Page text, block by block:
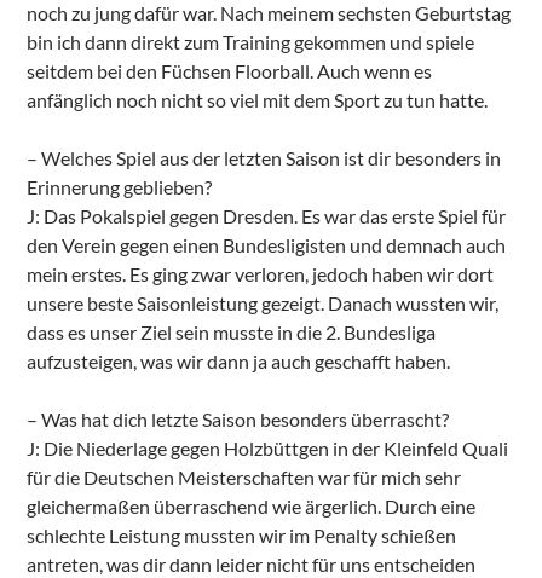
noch zu jung dafür war. Nach meinem sechsten Geburtstag
bin ich dann direkt zum Training gekommen und spiele
seitdem bei den Füchsen Floorball. Auch wenn es
anfänglich noch nicht so viel mit dem Sport zu tun hatte.
– Welches Spiel aus der letzten Saison ist dir besonders in
Erinnerung geblieben?
J: Das Pokalspiel gegen Dresden. Es war das erste Spiel für
den Verein gegen einen Bundesligisten und demnach auch
mein erstes. Es ging zwar verloren, jedoch haben wir dort
unsere beste Saisonleistung gezeigt. Danach wussten wir,
dass es unser Ziel sein musste in die 2. Bundesliga
aufzusteigen, was wir dann ja auch geschafft haben.
– Was hat dich letzte Saison besonders überrascht?
J: Die Niederlage gegen Holzbüttgen in der Kleinfeld Quali
für die Deutschen Meisterschaften war für mich sehr
gleichermaßen überraschend wie ärgerlich. Durch eine
schlechte Leistung mussten wir im Penalty schießen
antreten, was dir dann leider nicht für uns entscheiden